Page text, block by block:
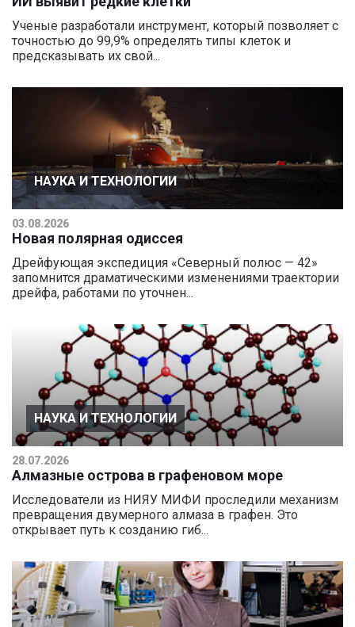
Ученые разработали инструмент, который позволяет с
точностью до 99,9% определять типы клеток и
предсказывать их свой...
НАУКА И ТЕХНОЛОГИИ
03.08.2026
Новая полярная одиссея
Дрейфующая экспедиция «Северный полюс — 42»
запомнится драматическими изменениями траектории
дрейфа, работами по уточнен...
НАУКА И ТЕХНОЛОГИИ
28.07.2026
Алмазные острова в графеновом море
Исследователи из НИЯУ МИФИ проследили механизм
превращения двумерного алмаза в графен. Это
открывает путь к созданию гиб...